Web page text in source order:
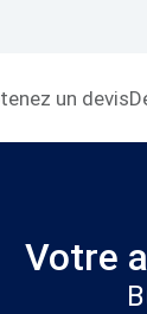
un devis
Votre